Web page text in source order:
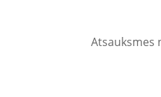
Atsauksmes